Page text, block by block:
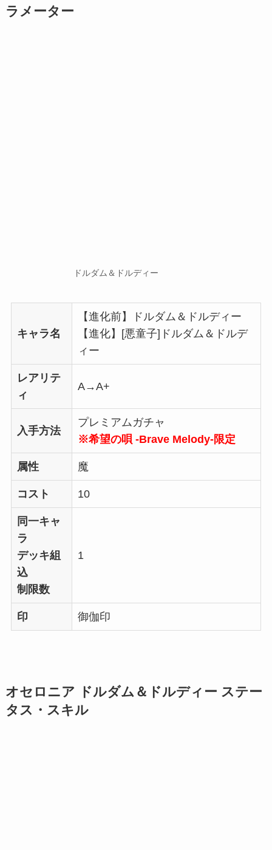
ラメーター
ドルダム＆ドルディー
キャラ名
【進化前】ドルダム＆ドルディー
【進化】[悪童子]ドルダム＆ドルデ
ィー
レアリテ
ィ
A→A+
入手方法
プレミアムガチャ
※希望の唄 -Brave Melody-限定
属性 魔
コスト 10
同一キャ
ラ
デッキ組
込
制限数
1
印 御伽印
オセロニア ドルダム＆ドルディー ステー
タス・スキル